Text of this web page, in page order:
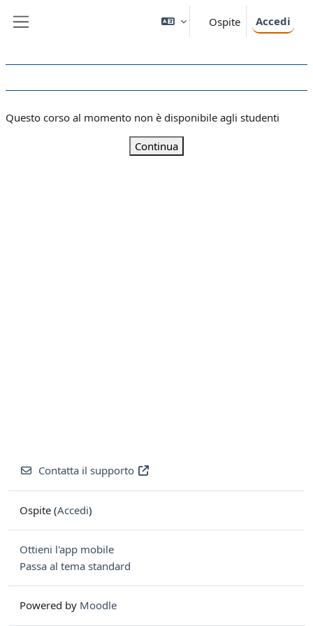
Ospite Accedi
Questo corso al momento non è disponibile agli studenti
Continua
Contatta il supporto
Ospite (Accedi)
Ottieni l'app mobile
Passa al tema standard
Powered by Moodle